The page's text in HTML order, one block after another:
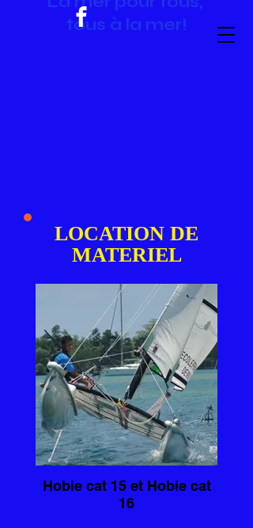
tous à la mer!
LOCATION DE
MATERIEL
Hobie cat 15 et Hobie cat
16